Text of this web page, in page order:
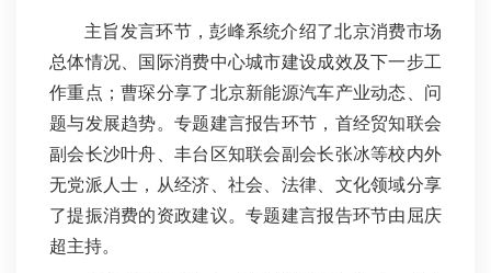
主旨发言环节，彭峰系统介绍了北京消费市场
总体情况、国际消费中心城市建设成效及下一步工
作重点；曹琛分享了北京新能源汽车产业动态、问
题与发展趋势。专题建言报告环节，首经贸知联会
副会长沙叶舟、丰台区知联会副会长张冰等校内外
无党派人士，从经济、社会、法律、文化领域分享
了提振消费的资政建议。专题建言报告环节由屈庆
超主持。